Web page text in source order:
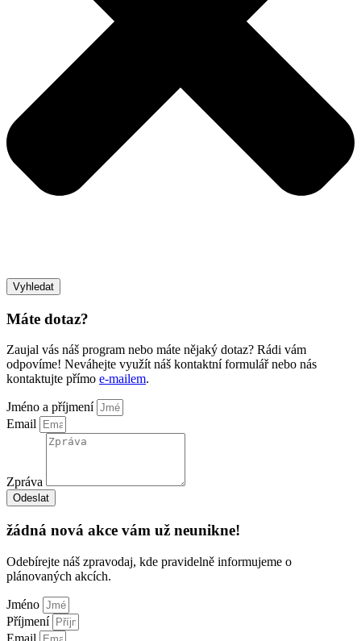
Vyhledat
Máte dotaz?
Zaujal vás náš program nebo máte nějaký dotaz? Rádi vám
odpovíme! Neváhejte využít náš kontaktní formulář nebo nás
kontaktujte přímo e-mailem.
Jméno a příjmení
Email
Zpráva
Odeslat
žádná nová akce vám už neunikne!
Odebírejte náš zpravodaj, kde pravidelně informujeme o
plánovaných akcích.
Jméno
Příjmení
Email